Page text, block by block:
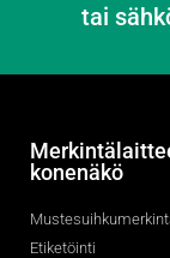
tai
konenäkö
Etiketöinti